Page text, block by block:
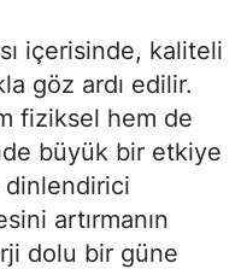
Çorum
Denizli
Diyarbakır
Edirne
Elazığ
içerisinde, kaliteli
göz ardı edilir.
fiziksel hem de
büyük bir etkiye
dinlendirici
artırmanın
dolu bir güne